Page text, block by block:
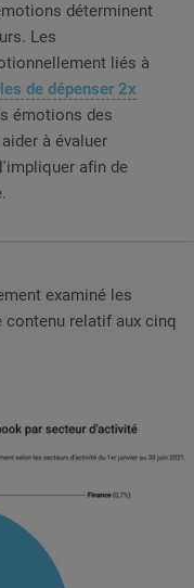
déterminent
Les
liés à
de dépenser 2x
émotions des
à évaluer
afin de
examiné les
relatif aux cinq